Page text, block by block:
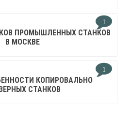
1
ПРОМЫШЛЕННЫХ СТАНКОВ
В МОСКВЕ
1
КОПИРОВАЛЬНО
СТАНКОВ